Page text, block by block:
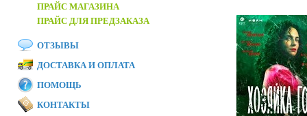
ПРАЙС МАГАЗИНА
ПРАЙС ДЛЯ ПРЕДЗАКАЗА
ОТЗЫВЫ
ДОСТАВКА И ОПЛАТА
ПОМОЩЬ
КОНТАКТЫ